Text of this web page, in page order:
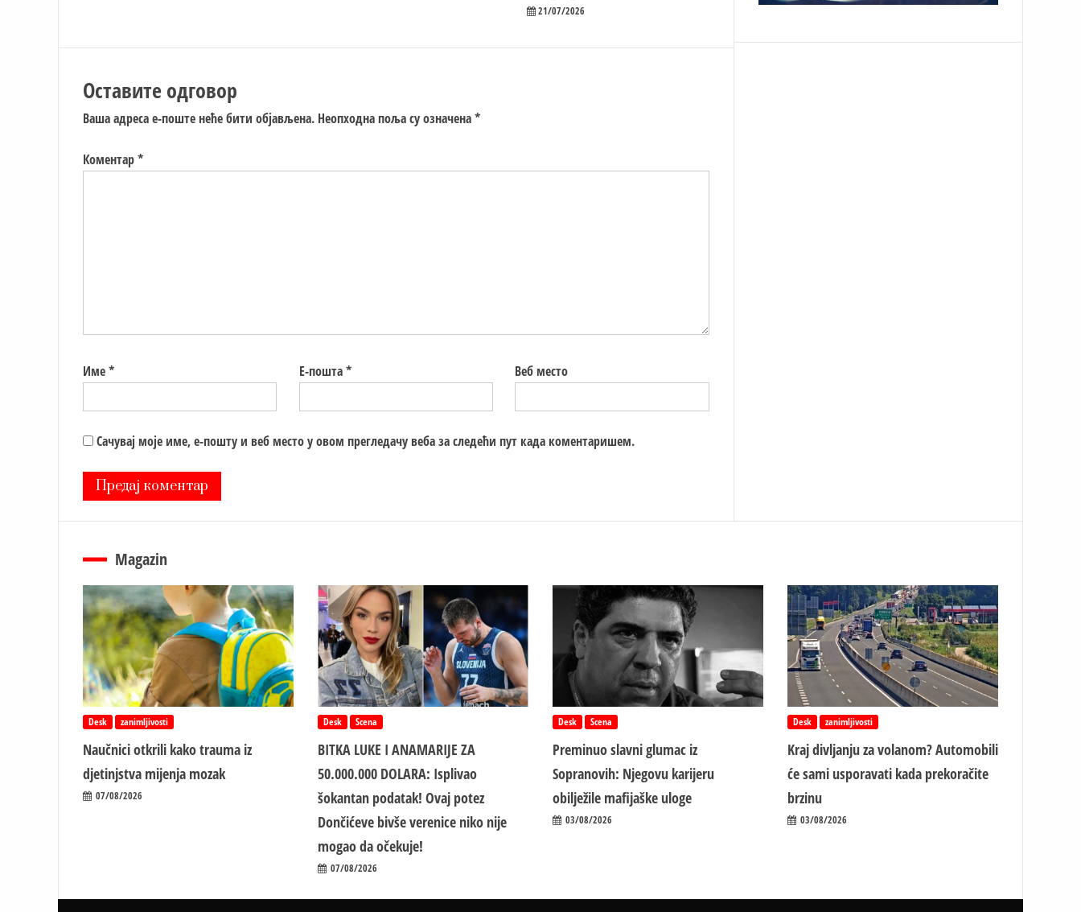
21/07/2026
Оставите одговор
Ваша адреса е-поште неће бити објављена. Неопходна поља су означена*
Коментар*
Име* Е-пошта* Веб место
Сачувај моје име, е-пошту и веб место у овом прегледачу веба за следећи пут када коментаришем.
Magazin
Desk zanimljivosti
Naučnici otkrili kako trauma iz
d‌jetinjstva mijenja mozak
07/08/2026
Desk Scena
BITKA LUKE I ANAMARIJE ZA
50.000.000 DOLARA: Isplivao
šokantan podatak! Ovaj potez
Dončićeve bivše verenice niko nije
mogao da očekuje!
07/08/2026
Desk Scena
Preminuo slavni glumac iz
Sopranovih: Njegovu karijeru
obilježile mafijaške uloge
03/08/2026
Desk zanimljivosti
Kraj divljanju za volanom? Automobili
će sami usporavati kada prekoračite
brzinu
03/08/2026